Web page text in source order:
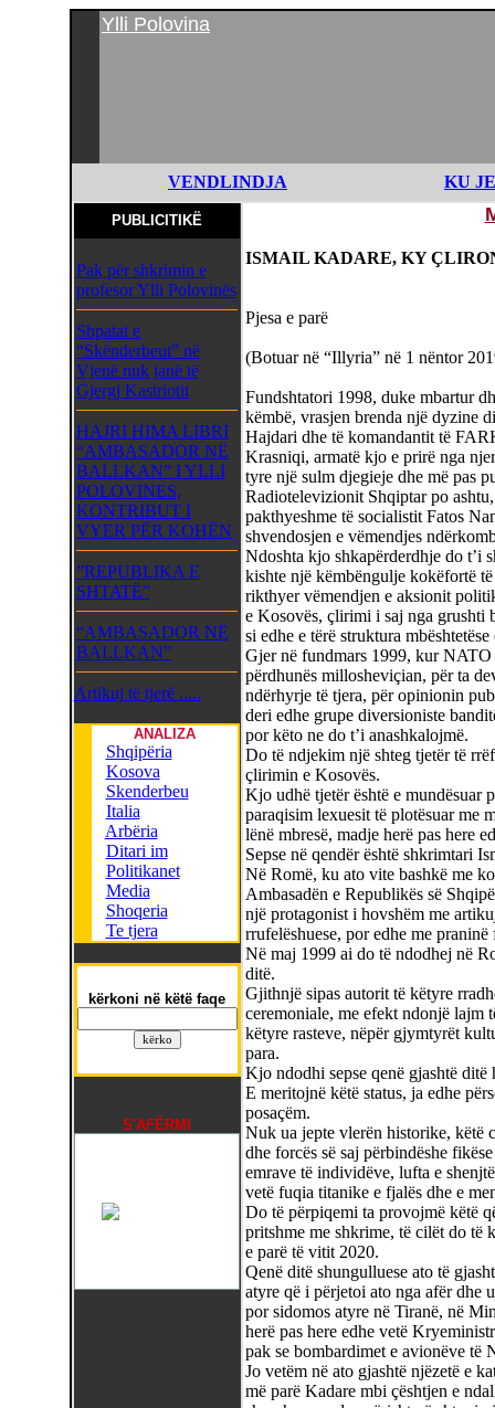
Ylli Polovina
VENDLINDJA KU
PUBLICITIKË
Pak për shkrimin e
profesor Ylli Polovinës
Shpatat e
“Skënderbeut” në
Vjenë nuk janë të
Gjergj Kastriotit
HAJRI HIMA LIBRI
“AMBASADOR NË
BALLKAN” I YLLI
POLOVINES,
KONTRIBUT I
VYER PËR KOHËN
”REPUBLIKA E
SHTATË”
“AMBASADOR NË
BALLKAN”
Artikuj të tjerë .....
ANALIZA
Shqipëria
Kosova
Skenderbeu
Italia
Arbëria
Ditari im
Politikanet
Media
Shoqeria
Te tjera
kërkoni në këtë faqe
S'AFËRMI
ISMAIL KADARE, KY
Pjesa e parë
(Botuar në “Illyria” në 1 nëntor
Fundshtatori 1998, duke mbartur
këmbë, vrasjen brenda një dyzine
Hajdari dhe të komandantit të
Krasniqi, armatë kjo e prirë nga
tyre një sulm djegieje dhe më pas
Radiotelevizionit Shqiptar po
pakthyeshme të socialistit Fatos
shvendosjen e vëmendjes
Ndoshta kjo shkapërderdhje do t’i
kishte një këmbëngulje kokëfortë
rikthyer vëmendjen e aksionit
e Kosovës, çlirimi i saj nga grushti
si edhe e tërë struktura
Gjer në fundmars 1999, kur NATO
përdhunës millosheviçian, për ta
ndërhyrje të tjera, për opinionin
deri edhe grupe diversioniste
por këto ne do t’i anashkalojmë.
Do të ndjekim një shteg tjetër të
çlirimin e Kosovës.
Kjo udhë tjetër është e mundësuar
paraqisim lexuesit të plotësuar me
lënë mbresë, madje herë pas here
Sepse në qendër është shkrimtari
Në Romë, ku ato vite bashkë me
Ambasadën e Republikës së
një protagonist i hovshëm me
rrufelëshuese, por edhe me
Në maj 1999 ai do të ndodhej në
ditë.
Gjithnjë sipas autorit të këtyre
ceremoniale, me efekt ndonjë lajm
këtyre rasteve, nëpër gjymtyrët
para.
Kjo ndodhi sepse qenë gjashtë ditë
E meritojnë këtë status, ja edhe
posaçëm.
Nuk ua jepte vlerën historike, këtë
dhe forcës së saj përbindëshe
emrave të individëve, lufta e
vetë fuqia titanike e fjalës dhe e
Do të përpiqemi ta provojmë këtë
pritshme me shkrime, të cilët do të
e parë të vitit 2020.
Qenë ditë shungulluese ato të
atyre që i përjetoi ato nga afër dhe
por sidomos atyre në Tiranë, në
herë pas here edhe vetë
pak se bombardimet e avionëve të
Jo vetëm në ato gjashtë njëzetë e
më parë Kadare mbi çështjen e